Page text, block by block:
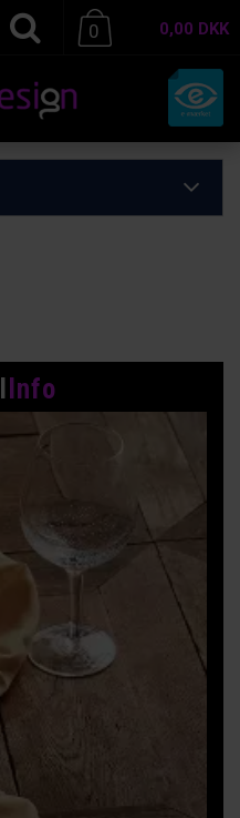
0,00 DKK
0
Info